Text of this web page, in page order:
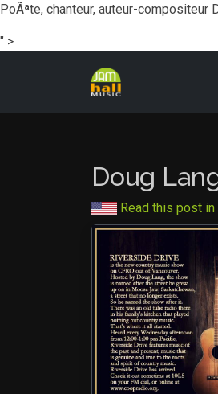
PoÃªte, chanteur, auteur-compositeur
" >
Doug
Read this post in